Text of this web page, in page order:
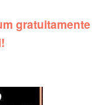
gratuitamente